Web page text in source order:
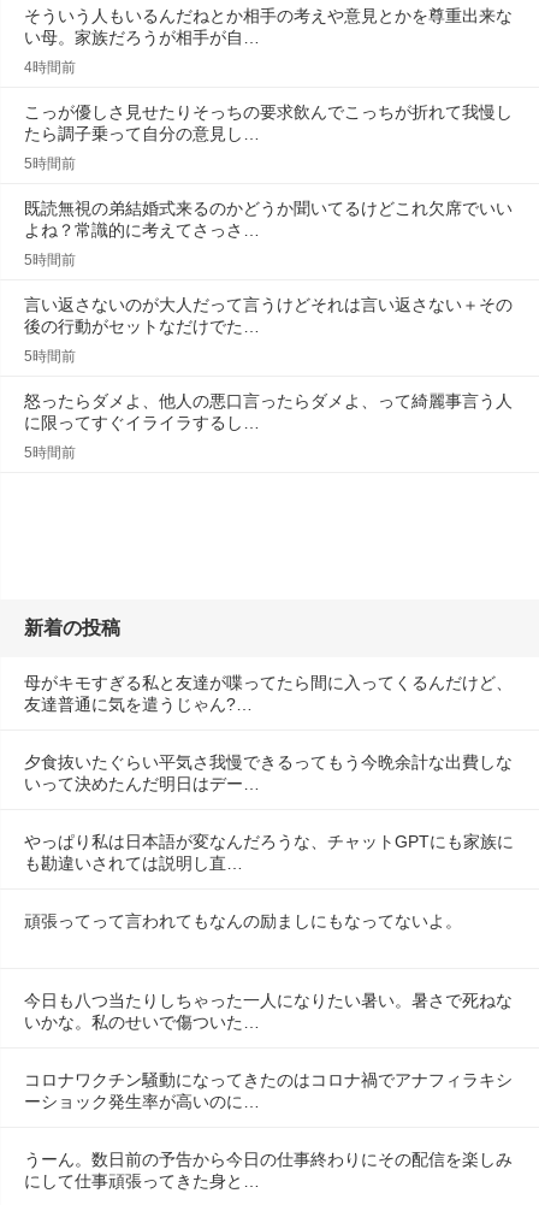
そういう人もいるんだねとか相手の考えや意見とかを尊重出来な
い母。家族だろうが相手が自…
4時間前
こっが優しさ見せたりそっちの要求飲んでこっちが折れて我慢し
たら調子乗って自分の意見し…
5時間前
既読無視の弟結婚式来るのかどうか聞いてるけどこれ欠席でいい
よね？常識的に考えてさっさ…
5時間前
言い返さないのが大人だって言うけどそれは言い返さない＋その
後の行動がセットなだけでた…
5時間前
怒ったらダメよ、他人の悪口言ったらダメよ、って綺麗事言う人
に限ってすぐイライラするし…
5時間前
新着の投稿
母がキモすぎる私と友達が喋ってたら間に入ってくるんだけど、
友達普通に気を遣うじゃん?…
夕食抜いたぐらい平気さ我慢できるってもう今晩余計な出費しな
いって決めたんだ明日はデー…
やっぱり私は日本語が変なんだろうな、チャットGPTにも家族に
も勘違いされては説明し直…
頑張ってって言われてもなんの励ましにもなってないよ。
今日も八つ当たりしちゃった一人になりたい暑い。暑さで死ねな
いかな。私のせいで傷ついた…
コロナワクチン騒動になってきたのはコロナ禍でアナフィラキシ
ーショック発生率が高いのに…
うーん。数日前の予告から今日の仕事終わりにその配信を楽しみ
にして仕事頑張ってきた身と…